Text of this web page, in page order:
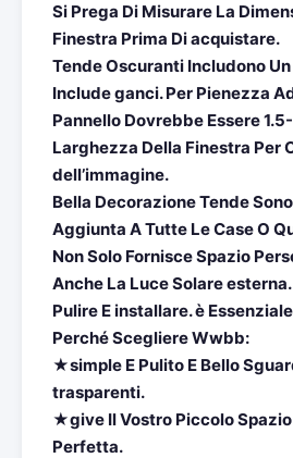
Si Prega Di Misurare La
Finestra Prima Di acquistare.
Tende Oscuranti Includono
Include ganci. Per Pienezza
Pannello Dovrebbe Essere
Larghezza Della Finestra Per
dell’immagine.
Bella Decorazione Tende
Aggiunta A Tutte Le Case O
Non Solo Fornisce Spazio
Anche La Luce Solare
Pulire E installare. è
Perché Scegliere Wwbb:
★simple E Pulito E Bello
trasparenti.
★give Il Vostro Piccolo
Perfetta.